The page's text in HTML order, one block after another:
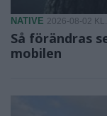
NATIVE 2026-08-02
Så förändras
mobilen